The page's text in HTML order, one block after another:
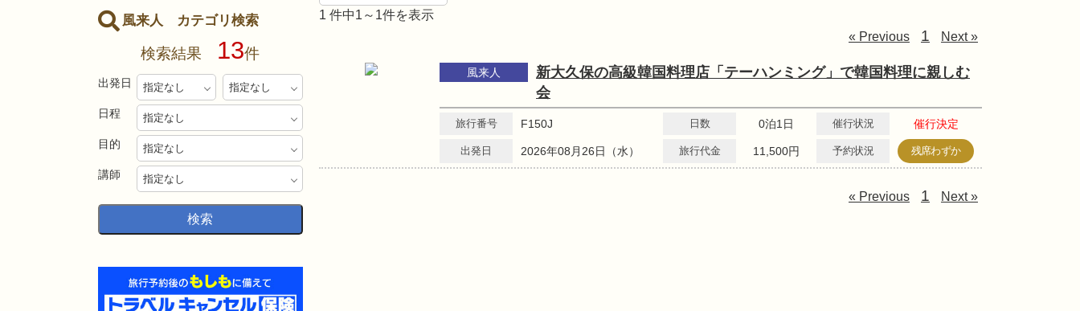
風来人 カテゴリ検索
検索結果 13件
出発日
日程
目的
講師
1 件中1～1件を表示
« Previous
1 Next »
風来人
新大久保の高級韓国料理店「テーハンミング」で韓国料理に親しむ
会
旅行番号 F150J 日数 0泊1日 催行状況 催行決定
出発日 2026年08月26日（水） 旅行代金 11,500円 予約状況 残席わずか
« Previous 1 Next »